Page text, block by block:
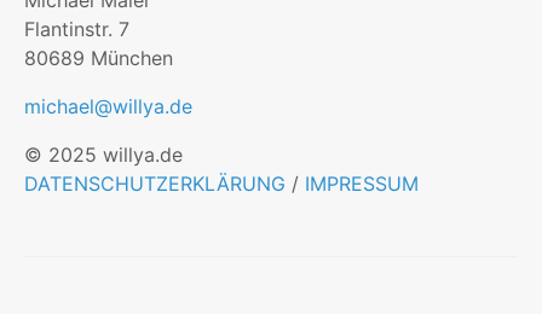
Flantinstr. 7
80689 München
michael@willya.de
© 2025 willya.de
DATENSCHUTZERKLÄRUNG / IMPRESSUM